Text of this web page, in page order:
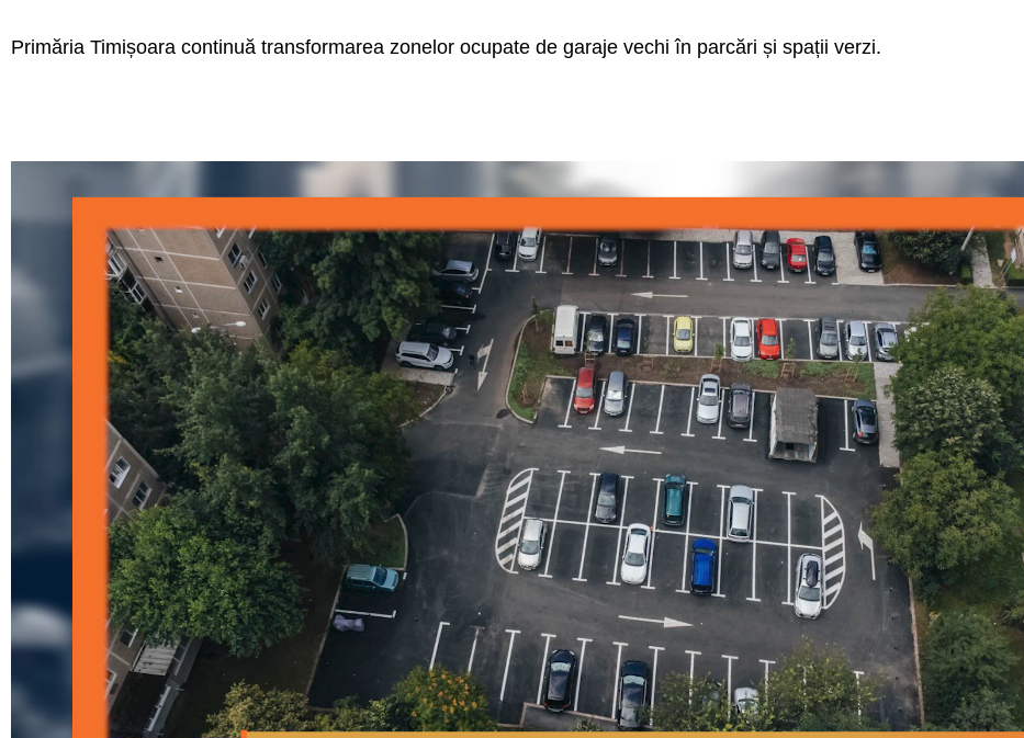
Primăria Timișoara continuă transformarea zonelor ocupate de garaje vechi în parcări și spații verzi.